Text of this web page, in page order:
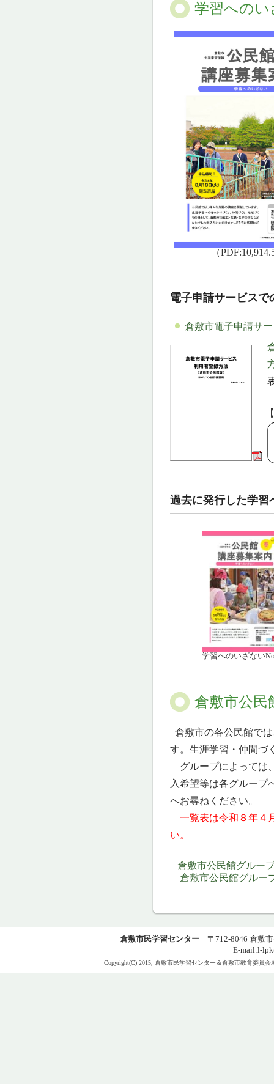
学習へのい
（
電子申請サービスで
倉敷市電子申請サ
過去に発行した学習
学習へのいざない
倉敷市公民
倉敷市の各公民館で
す。生涯学習・仲間づ
グループによっては
入希望等は各グループ
へお尋ねください。
一覧表は令和８年４
い。
倉敷市公民館グルー
倉敷市公民館グルー
倉敷市民学習センター 〒712-8046 倉敷
E-mail:l-
Copyright(C) 2015, 倉敷市民学習センター＆倉敷市教育委員